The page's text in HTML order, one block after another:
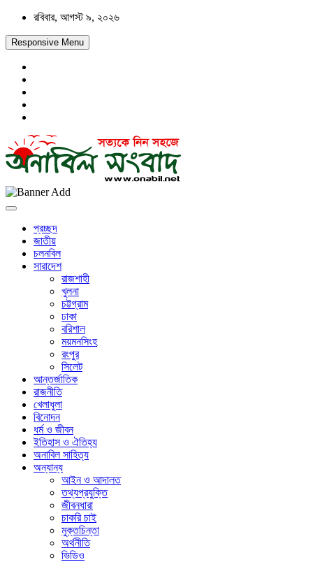
Skip
content
রবিবার, আগস্ট ৯, ২০২৬
Responsive Menu
অনাবিল সংবাদ
প্রচ্ছদ
জাতীয়
চলনবিল
সারাদেশ
রাজশাহী
খুলনা
চট্টগ্রাম
ঢাকা
বরিশাল
ময়মনসিংহ
রংপুর
সিলেট
আন্তর্জাতিক
রাজনীতি
খেলাধুলা
বিনোদন
ধর্ম ও জীবন
ইতিহাস ও ঐতিহ্য
অনাবিল সাহিত্য
অন্যান্য
আইন ও আদালত
তথ্যপ্রযুক্তি
জীবনধারা
চাকরি চাই
মুক্তচিন্তা
অর্থনীতি
ভিডিও